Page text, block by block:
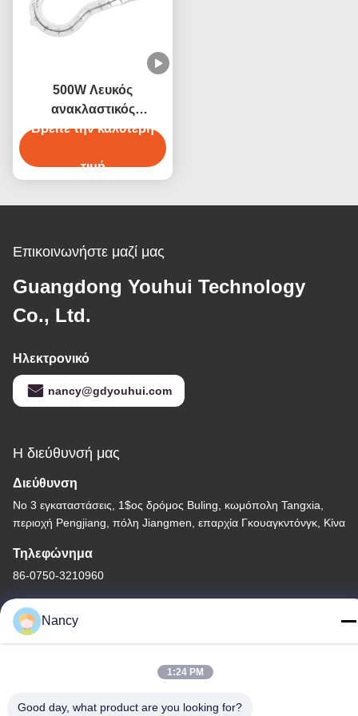
500W Λευκός
ανακλαστικός
δακτυλικός υπέρυθρος
θέρμανση
Βρείτε την καλύτερη
τιμή
Επικοινωνήστε μαζί μας
Guangdong Youhui Technology
Co., Ltd.
Ηλεκτρονικό
nancy@gdyouhui.com
Η διεύθυνσή μας
Διεύθυνση
Νο 3 εγκαταστάσεις, 1$ος δρόμος Buling, κωμόπολη Tangxia,
περιοχή Pengjiang, πόλη Jiangmen, επαρχία Γκουαγκντόνγκ, Κίνα
Τηλεφώνημα
86-0750-3210960
Πολιτική απορρήτου |
Nancy
1:24 PM
Good day, what product are you looking for?